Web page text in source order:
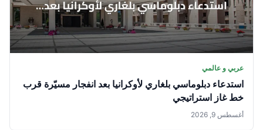
عربي و عالمي
استدعاء دبلوماسي بلغاري لأوكرانيا بعد انفجار مسيّرة قرب
خط غاز استراتيجي
أغسطس 9, 2026